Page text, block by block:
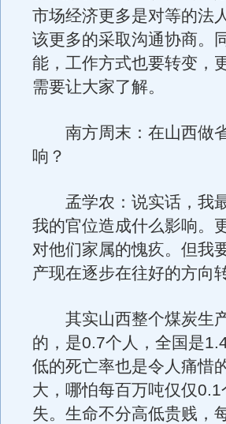
市场经济更多是对等的法
该更多的采取沟通协商。
能，工作方式也要转变，
需要让大家了解。
南方周末：在山西做省
响？
孟学农：说实话，我最
我的官位造成什么影响。
对他们家属的愧疚。但我
产现在逐步在往好的方向
其实山西整个煤炭生产
的，是0.7个人，全国是
低的死亡率也是令人痛惜
大，哪怕每百万吨仅仅
失。生命不分高低贵贱，